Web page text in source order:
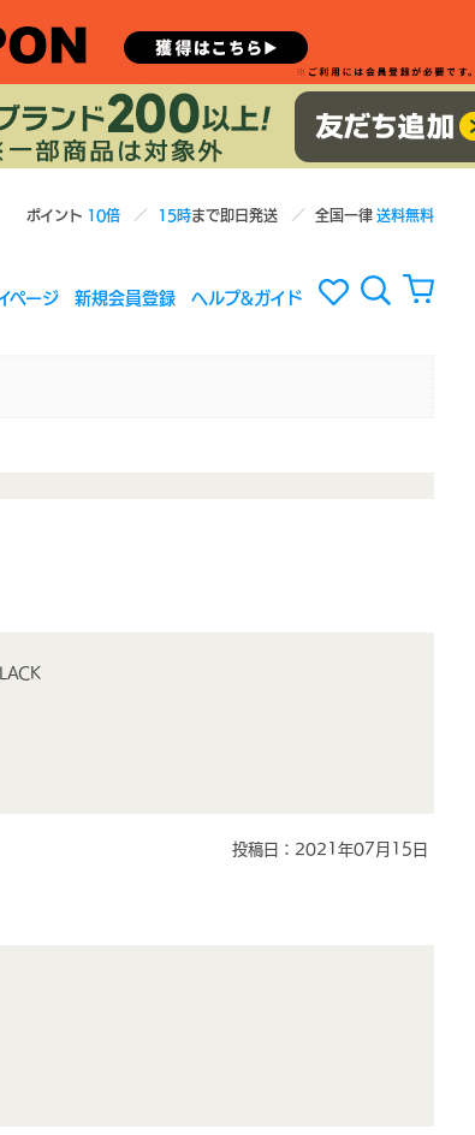
ポイント 10倍 15時まで即日発送 全国一律送料無料
ページ 新規会員登録 ヘルプ&ガイド
投稿日：2021年07月15日